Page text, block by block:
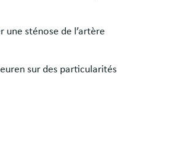
une sténose de l’artère
sur des particularités